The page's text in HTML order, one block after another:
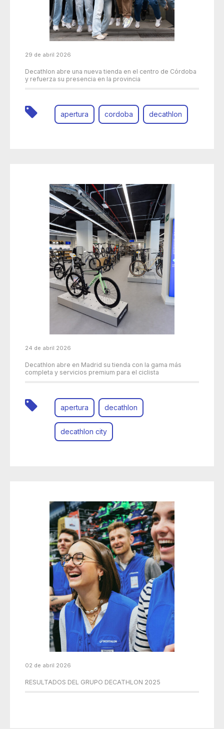
29 de abril 2026
Decathlon abre una nueva tienda en el centro de Córdoba
y refuerza su presencia en la provincia
apertura cordoba decathlon
24 de abril 2026
Decathlon abre en Madrid su tienda con la gama más
completa y servicios premium para el ciclista
apertura decathlon
decathlon city
02 de abril 2026
RESULTADOS DEL GRUPO DECATHLON 2025